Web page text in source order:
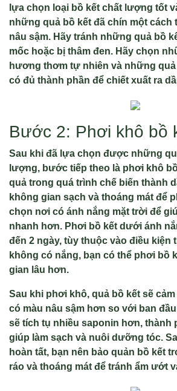
lựa chọn loại bồ kết chất lượng tốt
những quả bồ kết đã chín một cách
nâu sậm. Hãy tránh những quả bồ
mốc hoặc bị thâm đen. Hãy chọn
hương thơm tự nhiên và những
có đủ thành phần để chiết xuất ra
Bước 2: Phơi khô bồ
Sau khi đã lựa chọn được những
lượng, bước tiếp theo là phơi khô
quả trong quá trình chế biến thành
không gian sạch và thoáng mát để
chọn nơi có ánh nắng mặt trời để
nhanh hơn. Phơi bồ kết dưới ánh
đến 2 ngày, tùy thuộc vào điều kiện
không có nắng, bạn có thể phơi bồ
gian lâu hơn.
Sau khi phơi khô, quả bồ kết sẽ
có màu nâu sậm hơn so với ban
sẽ tích tụ nhiều saponin hơn, thành
giúp làm sạch và nuôi dưỡng tóc.
hoàn tất, bạn nên bảo quản bồ kết
ráo và thoáng mát để tránh ẩm ướt